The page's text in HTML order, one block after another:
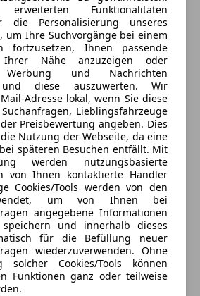
Funktionalitäten
die Personalisierung unseres
um Ihre Suchvorgänge bei einem
fortzusetzen, Ihnen passende
Nähe anzuzeigen oder
Werbung und Nachrichten
und diese auszuwerten. Wir
Adresse lokal, wenn Sie diese
Lieblingsfahrzeuge
Preisbewertung angeben. Dies
Nutzung der Webseite, da eine
späteren Besuchen entfällt. Mit
werden nutzungsbasierte
von Ihnen kontaktierte Händler
Cookies/Tools werden von den
um von Ihnen bei
angegebene Informationen
und innerhalb dieses
für die Befüllung neuer
wiederzuverwenden. Ohne
solcher Cookies/Tools können
Funktionen ganz oder teilweise